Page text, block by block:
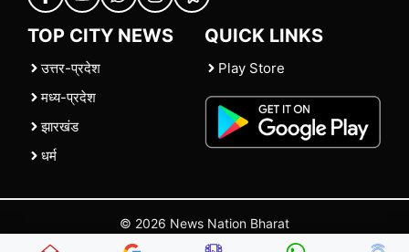
TOP CITY NEWS
उत्तर-प्रदेश
मध्य-प्रदेश
झारखंड
धर्म
QUICK LINKS
Play Store
© 2026 News Nation Bharat
| |Contact Us |Policies Terms and Conditions